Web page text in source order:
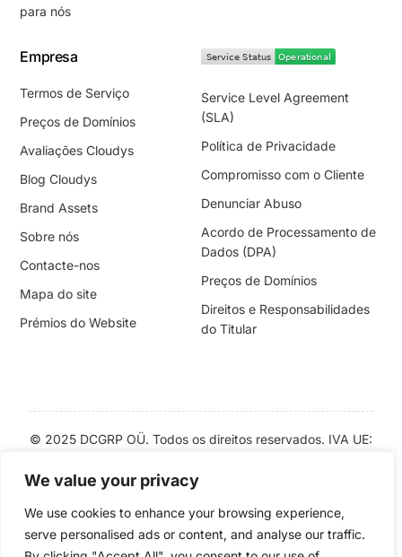
We value your privacy
We use cookies to enhance your browsing experience,
serve personalised ads or content, and analyse our traffic.
para nós
Empresa​
Termos de Serviço
Preços de Domínios
Avaliações Cloudys
Blog Cloudys
Brand Assets
Sobre nós
Contacte-nos
Mapa do site
Prémios do Website
Service Level Agreement
(SLA)
Política de Privacidade
Compromisso com o Cliente
Denunciar Abuso
Acordo de Processamento de
Dados (DPA)
Preços de Domínios
Direitos e Responsabilidades
do Titular
© 2025 DCGRP OÜ. Todos os direitos reservados. IVA UE:
“ CloudyHost” sãoMarcas Registadas
English Eesti Italiano Nederlands Deutsch